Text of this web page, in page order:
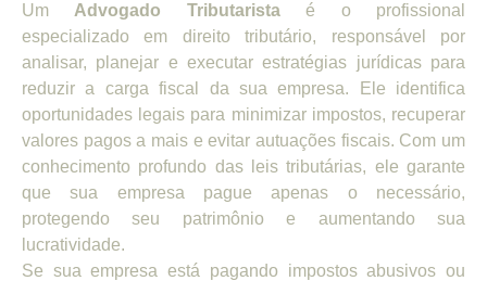
Um Advogado Tributaristaé o profissional
especializado em direito tributário, responsável por
analisar, planejar e executar estratégias jurídicas para
reduzir a carga fiscal da sua empresa. Ele identifica
oportunidades legais para minimizar impostos, recuperar
valores pagos a mais e evitar autuações fiscais. Com um
conhecimento profundo das leis tributárias, ele garante
que sua empresa pague apenas o necessário,
protegendo seu patrimônio e aumentando sua
lucratividade.
Se sua empresa está pagando impostos abusivos ou